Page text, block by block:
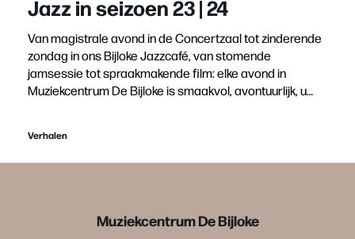
Jazz in seizoen 23 | 24
Van magistrale avond in de Concertzaal tot zinderende
zondag in ons Bijloke Jazzcafé, van stomende
jamsessie tot spraakmakende film: elke avond in
Muziekcentrum De Bijloke is smaakvol, avontuurlijk, u…
Verhalen
Muziekcentrum De Bijloke